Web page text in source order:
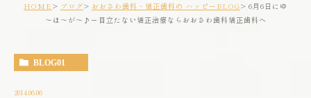
HOME ブログ おおさわ歯科・矯正歯科の ハッピーBLOG
6月6日にゆ
～ほ～が～♪－目立たない矯正治療ならおおさわ歯科矯正歯科へ
BLOG01
2014.06.06